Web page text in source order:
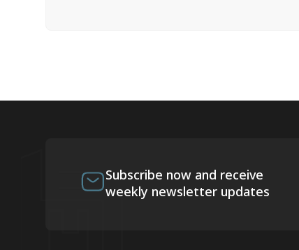
Subscribe now and receive
weekly newsletter updates